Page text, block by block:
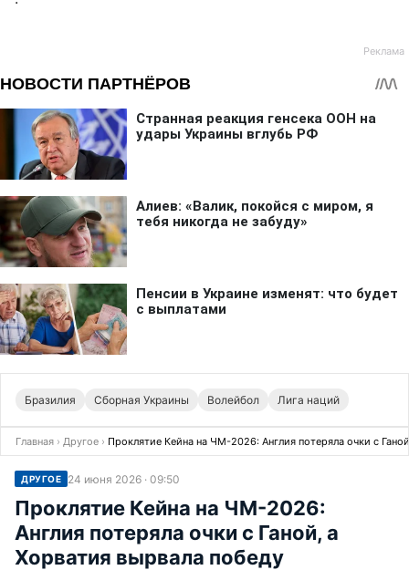
Бразилия Сборная Украины Волейбол Лига наций
Главная › Другое › Проклятие Кейна на ЧМ-2026: Англия потеряла очки с
ДРУГОЕ 24 июня 2026 · 09:50
Проклятие Кейна на ЧМ-2026:
Англия потеряла очки с Ганой, а
Хорватия вырвала победу